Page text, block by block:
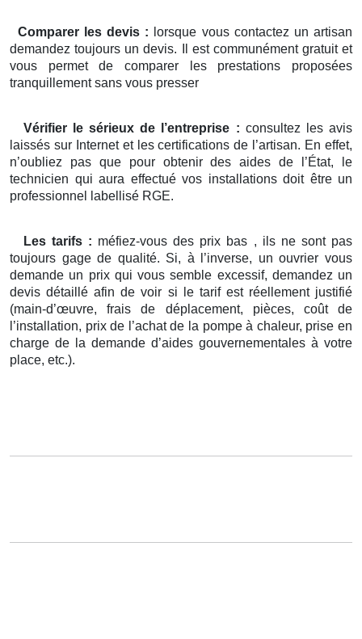
Comparer les devis : lorsque vous contactez un artisan
demandez toujours un devis. Il est communément gratuit et
vous permet de comparer les prestations proposées
tranquillement sans vous presser
Vérifier le sérieux de l’entreprise : consultez les avis
laissés sur Internet et les certifications de l’artisan. En effet,
n’oubliez pas que pour obtenir des aides de l’État, le
technicien qui aura effectué vos installations doit être un
professionnel labellisé RGE.
Les tarifs : méfiez-vous des prix bas , ils ne sont pas
toujours gage de qualité. Si, à l’inverse, un ouvrier vous
demande un prix qui vous semble excessif, demandez un
devis détaillé afin de voir si le tarif est réellement justifié
(main-d’œuvre, frais de déplacement, pièces, coût de
l’installation, prix de l’achat de la pompe à chaleur, prise en
charge de la demande d’aides gouvernementales à votre
place, etc.).